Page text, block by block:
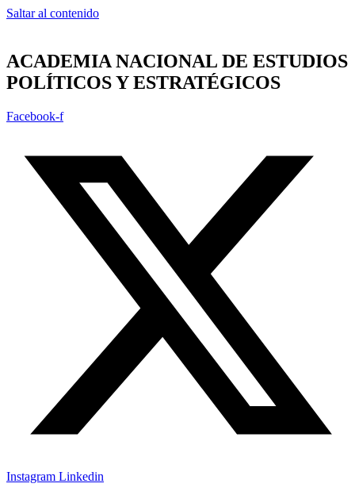
Saltar al contenido
ACADEMIA NACIONAL DE ESTUDIOS
POLÍTICOS Y ESTRATÉGICOS
Facebook-f
Instagram Linkedin